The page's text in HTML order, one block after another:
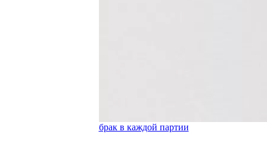
брак в каждой партии